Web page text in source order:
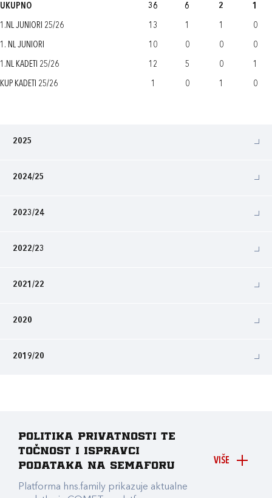
UKUPNO 36 6 2 1
1.NL JUNIORI 25/26 13 1 1 0
1. NL JUNIORI 10 0 0 0
1.NL KADETI 25/26 12 5 0 1
KUP KADETI 25/26 1 0 1 0
2025
2024/25
2023/24
2022/23
2021/22
2020
2019/20
VIŠE
Politika privatnosti te
točnost i ispravci
podataka na Semaforu
Platforma hns.family prikazuje aktualne